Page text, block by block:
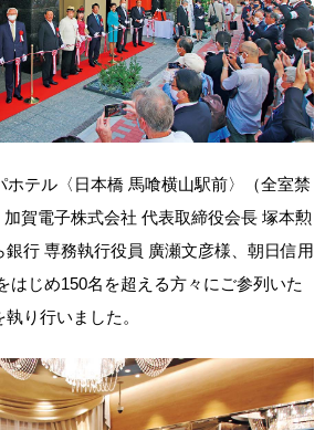
テル〈日本橋 馬喰横山駅前〉（全室禁
賀電子株式会社 代表取締役会長 塚本勲
行 専務執行役員 廣瀬文彦様、朝日信用
はじめ150名を超える方々にご参列いた
り行いました。